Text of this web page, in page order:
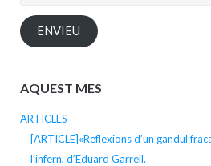
ENVIEU
AQUEST MES
ARTICLES
[ARTICLE]«Reflexions d’un gandul
l’infern, d’Eduard Garrell.